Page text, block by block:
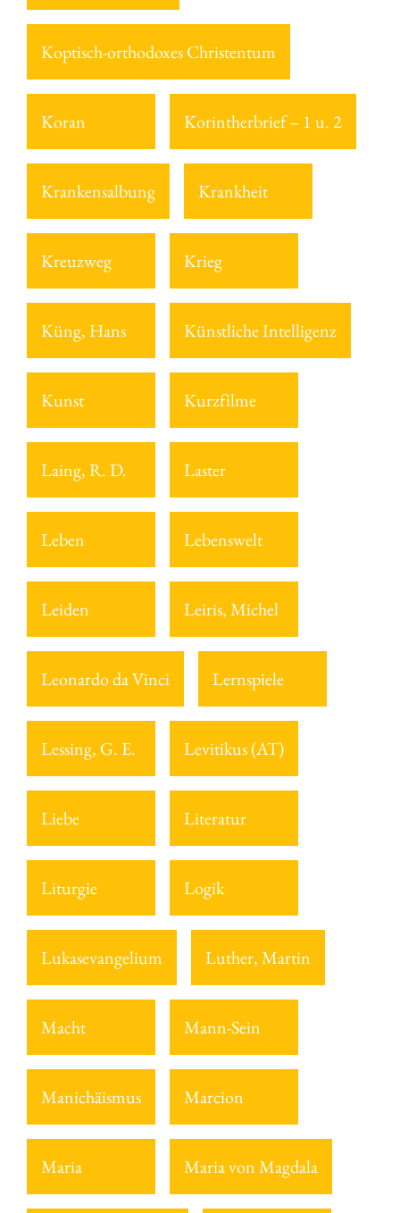
Koptisch-orthodoxes Christentum
Koran Korintherbrief – 1 u. 2
Krankensalbung Krankheit
Kreuzweg Krieg
Küng, Hans Künstliche Intelligenz
Kunst Kurzfilme
Laing, R. D. Laster
Leben Lebenswelt
Leiden Leiris, Michel
Leonardo da Vinci Lernspiele
Lessing, G. E. Levitikus (AT)
Liebe Literatur
Liturgie Logik
Lukasevangelium Luther, Martin
Macht Mann-Sein
Manichäismus Marcion
Maria Maria von Magdala